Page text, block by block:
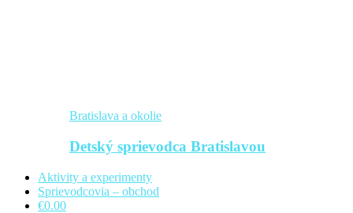
Bratislava a okolie
Detský sprievodca Bratislavou
Aktivity a experimenty
Sprievodcovia – obchod
€0.00